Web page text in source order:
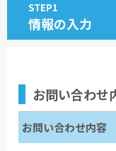
STEP1
情報の入力
お問い合わせ
お問い合わせ内容